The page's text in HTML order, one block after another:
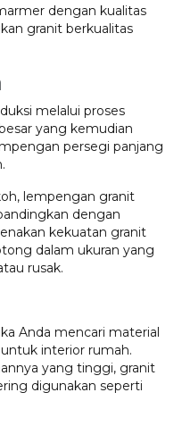
dengan kualitas
granit berkualitas
melalui proses
yang kemudian
persegi panjang
lempengan granit
dengan
kekuatan granit
dalam ukuran yang
rusak.
Anda mencari material
interior rumah.
yang tinggi, granit
digunakan seperti